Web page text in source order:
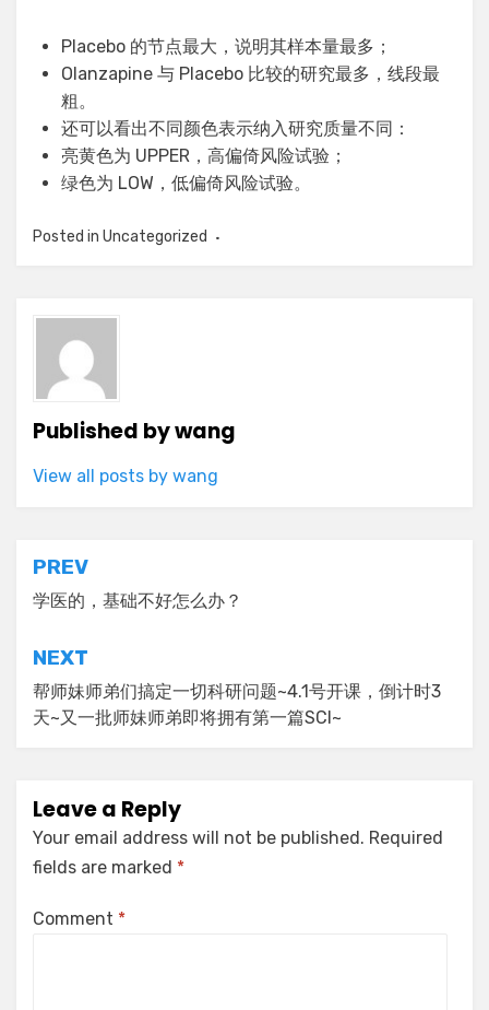
Placebo 的节点最大，说明其样本量最多；
Olanzapine 与 Placebo 比较的研究最多，线段最
粗。
还可以看出不同颜色表示纳入研究质量不同：
亮黄色为 UPPER，高偏倚风险试验；
绿色为 LOW，低偏倚风险试验。
Posted in Uncategorized
Published bywang
View all posts by wang
Post
navigation
PREV
学医的，基础不好怎么办？
NEXT
帮师妹师弟们搞定一切科研问题~4.1号开课，倒计时3
天~又一批师妹师弟即将拥有第一篇SCI~
Leave a Reply
Your email address will not be published. Required
fields are marked *
Comment *